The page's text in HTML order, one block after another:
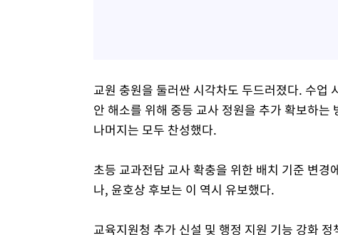
교원 충원을 둘러싼 시각차도 두드러졌다. 수업
안 해소를 위해 중등 교사 정원을 추가 확보하
나머지는 모두 찬성했다.
초등 교과전담 교사 확충을 위한 배치 기준 변
나, 윤호상 후보는 이 역시 유보했다.
교육지원청 추가 신설 및 행정 지원 기능 강화